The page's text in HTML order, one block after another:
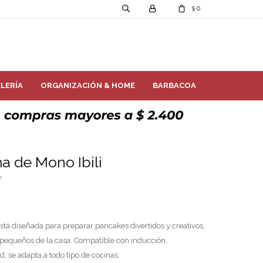
ORGANIZACIÓN & HOME BARBACOA
$ 0
de Mono Ibili
diseñada para preparar pancakes divertidos y creativos,
de la casa. Compatible con inducción,
se adapta a todo tipo de cocinas.